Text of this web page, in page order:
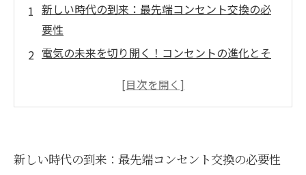
新しい時代の到来：最先端コンセント交換の必
要性
電気の未来を切り開く！コンセントの進化とそ
古いコンセントの危険性：機器の互換性とトラ
コンセント交換のステップ：安全で快適な電気
新しい時代の到来：最先端コンセント交換の必要性